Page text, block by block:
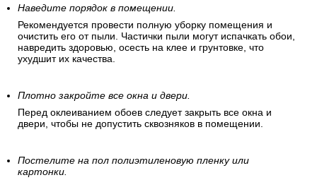
Наведите порядок в помещении.
Рекомендуется провести полную уборку помещения и
очистить его от пыли. Частички пыли могут испачкать обои,
навредить здоровью, осесть на клее и грунтовке, что
ухудшит их качества.
Плотно закройте все окна и двери.
Перед оклеиванием обоев следует закрыть все окна и
двери, чтобы не допустить сквозняков в помещении.
Постелите на пол полиэтиленовую пленку или
картонки.